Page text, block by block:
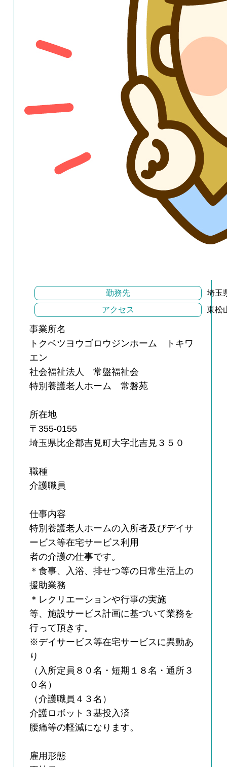
勤務先
埼玉
アクセス
東松
事業所名
トクベツヨウゴロウジンホーム トキワ
エン
社会福祉法人 常盤福祉会
特別養護老人ホーム 常磐苑
所在地
〒355-0155
埼玉県比企郡吉見町大字北吉見３５０
職種
介護職員
仕事内容
特別養護老人ホームの入所者及びデイサ
ービス等在宅サービス利用
者の介護の仕事です。
＊食事、入浴、排せつ等の日常生活上の
援助業務
＊レクリエーションや行事の実施
等、施設サービス計画に基づいて業務を
行って頂きす。
※デイサービス等在宅サービスに異動あ
り
（入所定員８０名・短期１８名・通所３
０名）
（介護職員４３名）
介護ロボット３基投入済
腰痛等の軽減になります。
雇用形態